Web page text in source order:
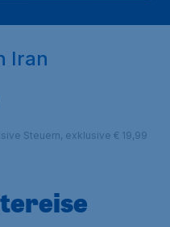
Iran
Steuern, exklusive € 19,99